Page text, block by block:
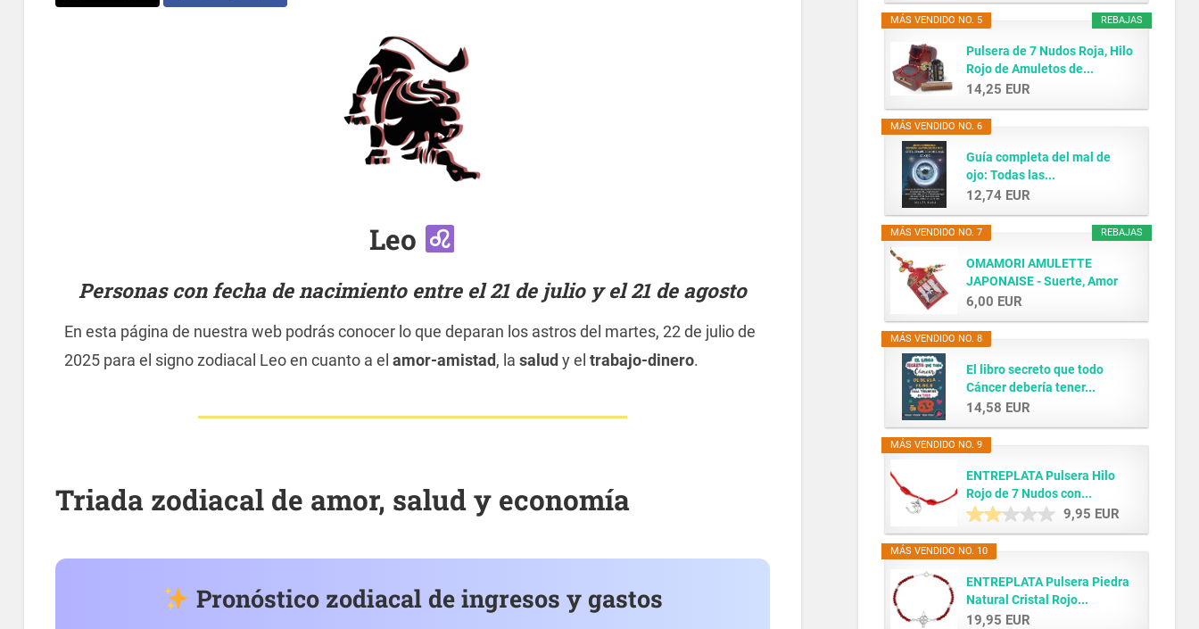
Leo
Personas con fecha de nacimiento entre el 21 de julio y el 21 de agosto
En esta página de nuestra web podrás conocer lo que deparan los astros del martes, 22 de julio de
2025 para el signo zodiacal Leo en cuanto a el amor-amistad, la salud y el trabajo-dinero.
Triada zodiacal de amor, salud y economía
Pronóstico zodiacal de ingresos y gastos
REBAJAS
MÁS VENDIDO NO. 5
Pulsera de 7 Nudos Roja, Hilo
Rojo de Amuletos de...
14,25 EUR
MÁS VENDIDO NO. 6
Guía completa del mal de
ojo: Todas las...
12,74 EUR
REBAJAS
MÁS VENDIDO NO. 7
OMAMORI AMULETTE
JAPONAISE - Suerte, Amor
y...
6,00 EUR
MÁS VENDIDO NO. 8
El libro secreto que todo
Cáncer debería tener...
14,58 EUR
MÁS VENDIDO NO. 9
ENTREPLATA Pulsera Hilo
Rojo de 7 Nudos con...
9,95 EUR
MÁS VENDIDO NO. 10
ENTREPLATA Pulsera Piedra
Natural Cristal Rojo...
19,95 EUR